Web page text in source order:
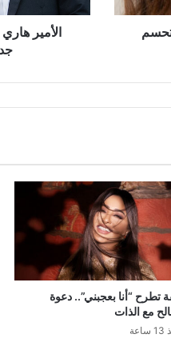
مع
الأمير
تطرح “أنا بعجبني”.. دعوة
مع الذات